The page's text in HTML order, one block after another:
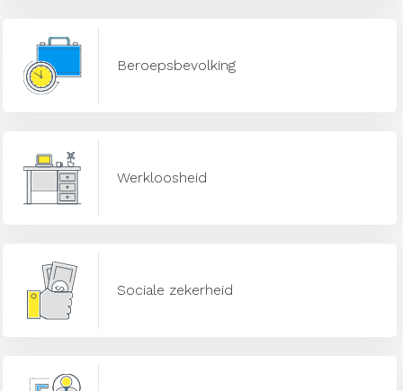
Beroepsbevolking
Werkloosheid
Sociale zekerheid